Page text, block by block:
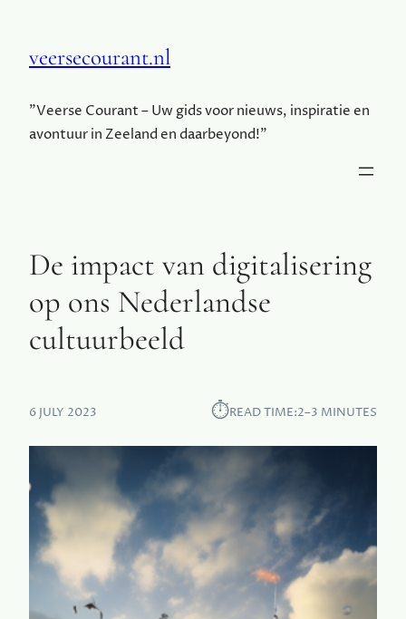
veersecourant.nl
"Veerse Courant – Uw gids voor nieuws, inspiratie en
avontuur in Zeeland en daarbeyond!"
De impact van digitalisering
op ons Nederlandse
cultuurbeeld
6 JULY 2023 ⏱︎READ TIME:2–3 MINUTES